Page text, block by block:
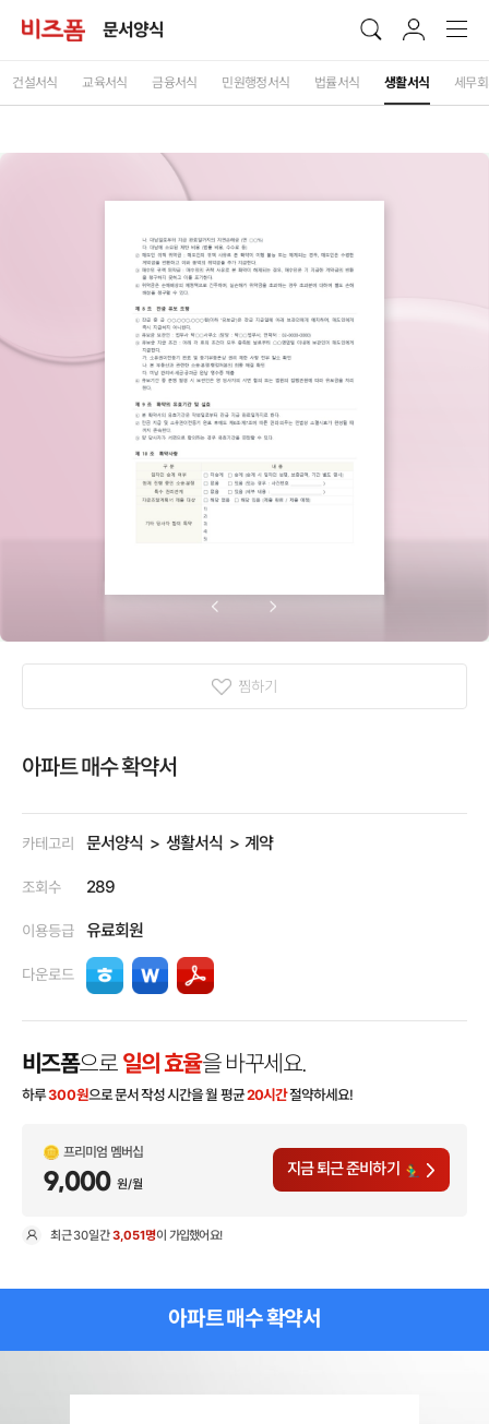
문서양식
건설서식 교육서식 금융서식 민원행정서식 법률서식 생활서식 세무
찜하기
아파트 매수 확약서
카테고리 문서양식 생활서식 계약
조회수 289
이용등급 유료회원
다운로드
비즈폼으로 일의 효율을 바꾸세요.
하루300원으로 문서 작성 시간을 월 평균20시간절약하세요!
프리미엄 멤버십
9,000 원/월
지금 퇴근 준비하기
최근30일간3,051명이 가입했어요!
아파트 매수 확약서